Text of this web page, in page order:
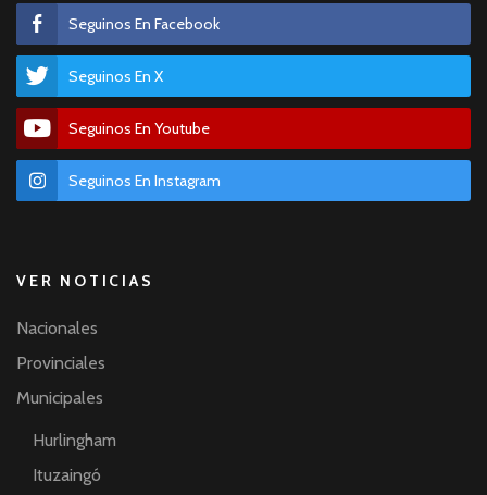
Seguinos En Facebook
Seguinos En X
Seguinos En Youtube
Seguinos En Instagram
VER NOTICIAS
Nacionales
Provinciales
Municipales
Hurlingham
Ituzaingó